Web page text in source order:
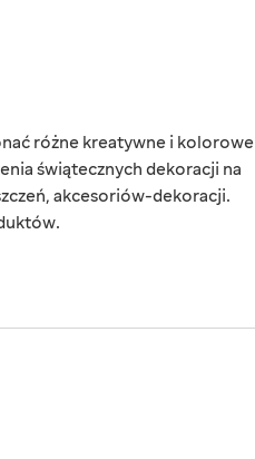
różne kreatywne i kolorowe
świątecznych dekoracji na
akcesoriów-dekoracji.